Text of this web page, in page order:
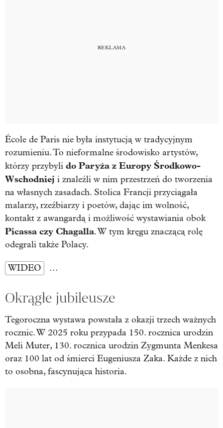
École de Paris nie była instytucją w tradycyjnym
rozumieniu. To nieformalne środowisko artystów,
którzy przybyli do Paryża z Europy Środkowo-
Wschodniej i znaleźli w nim przestrzeń do tworzenia
na własnych zasadach. Stolica Francji przyciągała
malarzy, rzeźbiarzy i poetów, dając im wolność,
kontakt z awangardą i możliwość wystawiania obok
Picassa czy Chagalla. W tym kręgu znaczącą rolę
odegrali także Polacy.
WIDEO …
Okrągłe jubileusze
Tegoroczna wystawa powstała z okazji trzech ważnych
rocznic. W 2025 roku przypada 150. rocznica urodzin
Meli Muter, 130. rocznica urodzin Zygmunta Menkesa
oraz 100 lat od śmierci Eugeniusza Zaka. Każde z nich
to osobna, fascynująca historia.